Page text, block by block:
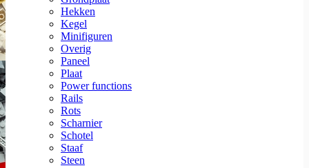
Hekken
Kegel
Minifiguren
Overig
Paneel
Plaat
Power functions
Rails
Rots
Scharnier
Schotel
Staaf
Steen